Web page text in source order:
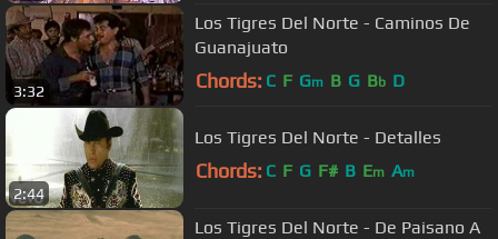
3:32
Los Tigres Del Norte - Caminos De
Guanajuato
Chords: C F Gm B G Bb D
2:44
Los Tigres Del Norte - Detalles
Chords: C F G F# B Em Am
Los Tigres Del Norte - De Paisano A